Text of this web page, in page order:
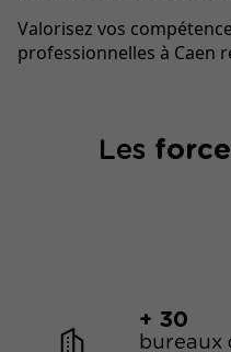
Valorisez vos
professionnelles à Caen
Les
+ 30
bureaux